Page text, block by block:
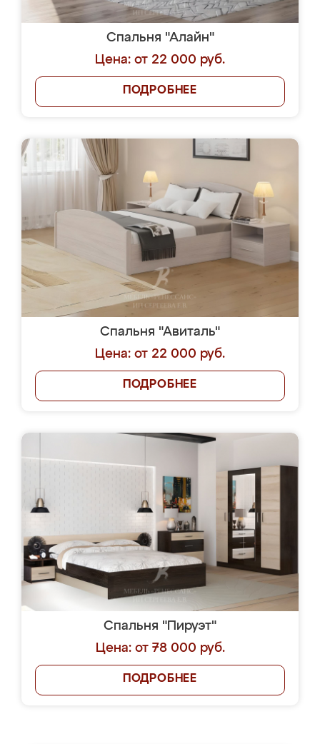
Спальня "Алайн"
Цена: от 22 000 руб.
ПОДРОБНЕЕ
Спальня "Авиталь"
Цена: от 22 000 руб.
ПОДРОБНЕЕ
Спальня "Пируэт"
Цена: от 78 000 руб.
ПОДРОБНЕЕ